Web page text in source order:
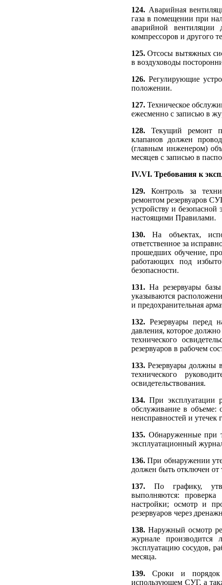
124. Аварийная
газа в помещении при
аварийной вентиляции
компрессоров и другого
125.Отсосы вытяжных
в воздуховоды
126. Регулирующие
положении.
127. Техническое
ежесменно с записью в
128. Текущий ремонт
клапанов должен
(главным инженером)
месяцев с записью в
IV.VI. Требования к
129.Контроль за
ремонтом резервуаров
устройству и
настоящими Правилами.
130. На объектах,
ответственное за
прошедших обучение,
работающих под
безопасности.
131. На резервуары
указываются
и предохранительная
132. Резервуары перед
давления, которое
технического
резервуаров в рабочем
133.Резервуары должны
технического
освидетельствования.
134. При эксплуатации
обслуживание в объеме:
неисправностей и утечек
135. Обнаруженные при
эксплуатационный
136.При обнаружении
должен быть отключен от
137.По графику,
выполняются: проверка
настройки; осмотр и
резервуаров через
138.Наружный осмотр
журнале производится
эксплуатацию сосудов,
месяца.
139. Сроки и порядок
использующем СУГ, а